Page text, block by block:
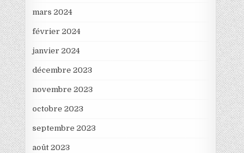
mars 2024
février 2024
janvier 2024
décembre 2023
novembre 2023
octobre 2023
septembre 2023
août 2023